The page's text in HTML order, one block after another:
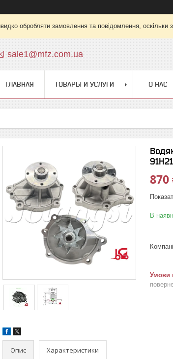
обробляти замовлення та повідомлення,
sale1@mfz.com.ua
ГЛАВНАЯ ТОВАРЫ И УСЛУГИ О НАС
870
В
Опис Характеристики